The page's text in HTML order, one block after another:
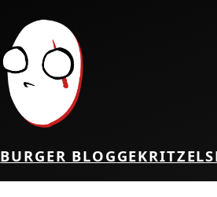
BURGER BLOGGEKRITZEL